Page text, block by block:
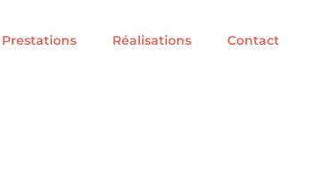
Prestations Réalisations Contact